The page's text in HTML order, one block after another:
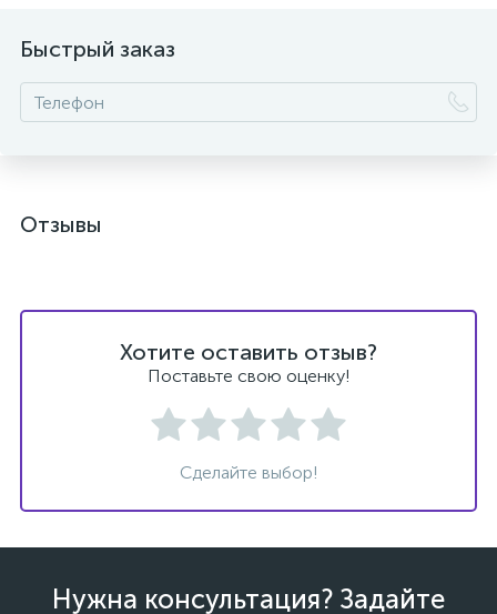
Быстрый заказ
Отзывы
Хотите оставить отзыв?
Поставьте свою оценку!
Сделайте выбор!
Нужна консультация? Задайте